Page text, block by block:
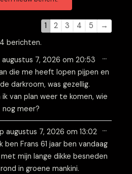
de
gastenboek-
1 2 3 4 5
→
berichten.
augustus 7, 2026 om 20:53
die me heeft lopen pijpen en
darkroom, was gezellig.
van plan weer te komen, wie
nog meer?
…deze
augustus 7, 2026 om 13:02
ben Frans 61 jaar ben vandaag
mijn lange dikke besneden
in groene mankini.
…
Wissel
deze
de
gastenboek-